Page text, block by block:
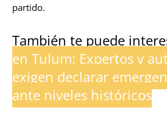
partido.
También te puede
en Tulum: Expertos y
exigen declarar
ante niveles históricos